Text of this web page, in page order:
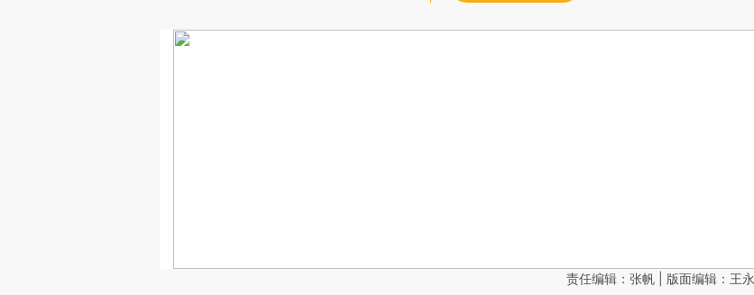
责任编辑：张帆 | 版面编辑：王永